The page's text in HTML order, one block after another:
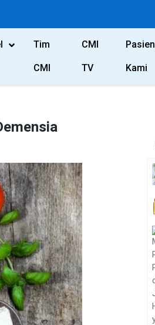
Tim
CMI
CMI
TV
Pasien
Kami